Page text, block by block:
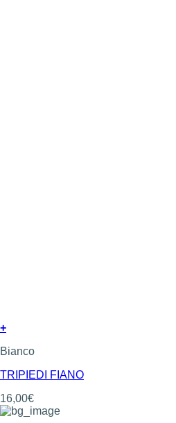
+
Bianco
TRIPIEDI FIANO
16,00€